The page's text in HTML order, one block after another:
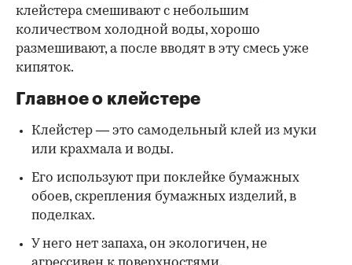
клейстера смешивают с небольшим
количеством холодной воды, хорошо
размешивают, а после вводят в эту смесь уже
кипяток.
Главное о клейстере
Клейстер — это самодельный клей из муки
или крахмала и воды.
Его используют при поклейке бумажных
обоев, скрепления бумажных изделий, в
поделках.
У него нет запаха, он экологичен, не